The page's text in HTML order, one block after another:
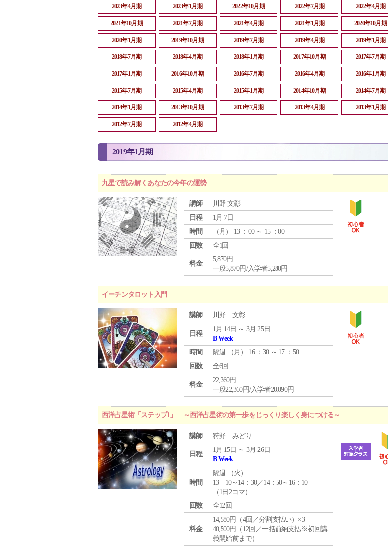
2023年4月期 2023年1月期 2022年10月期 2022年7月期 2022年4月期
2021年10月期 2021年7月期 2021年4月期 2021年1月期 2020年10月期
2020年1月期 2019年10月期 2019年7月期 2019年4月期 2019年1月期
2018年7月期 2018年4月期 2018年1月期 2017年10月期 2017年7月期
2017年1月期 2016年10月期 2016年7月期 2016年4月期 2016年1月期
2015年7月期 2015年4月期 2015年1月期 2014年10月期 2014年7月期
2014年1月期 2013年10月期 2013年7月期 2013年4月期 2013年1月期
2012年7月期 2012年4月期
2019年1月期
九星で読み解くあなたの今年の運勢
講師
川野 文彰
日程
1月 7日
時間
（ 月 ） 13 ：00 ～ 15 ：00
回数
全1回
料金
5,870円
一般5,870円/入学者5,280円
イーチンタロット入門
講師 川野 文彰
日程
1月 14日 ～ 3月 25日
B Week
時間
隔週 （ 月 ） 16 ：30 ～ 17 ：50
回数
全6回
料金
22,360円
一般22,360円/入学者20,090円
西洋占星術「ステップ1」 ～西洋占星術の第一歩をじっくり楽しく身につける～
講師 狩野 みどり
日程
1月 15日 ～ 3月 26日
B Week
時間
隔週 （火 ）
13：10～14：30／14：50～16：10
（1日2コマ）
回数
全12回
料金
14,580円（4回／分割支払い）×3
40,500円（12回／一括前納支払※初回講
義開始前まで）